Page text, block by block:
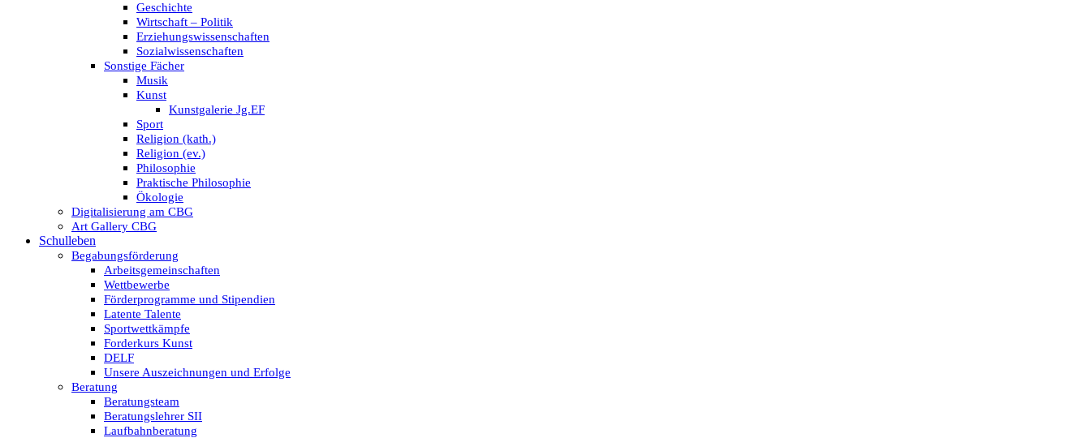
Geschichte
Wirtschaft – Politik
Erziehungswissenschaften
Sozialwissenschaften
Sonstige Fächer
Musik
Kunst
Kunstgalerie Jg.EF
Sport
Religion (kath.)
Religion (ev.)
Philosophie
Praktische Philosophie
Ökologie
Digitalisierung am CBG
Art Gallery CBG
Schulleben
Begabungsförderung
Arbeitsgemeinschaften
Wettbewerbe
Förderprogramme und Stipendien
Latente Talente
Sportwettkämpfe
Forderkurs Kunst
DELF
Unsere Auszeichnungen und Erfolge
Beratung
Beratungsteam
Beratungslehrer SII
Laufbahnberatung